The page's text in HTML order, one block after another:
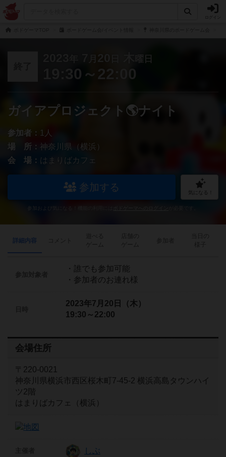
20 曜日
19:30～22:00
ガイアプロジェクト🌎ナイト
参加者： 1人
場 所： 神奈川県（横浜）
会 場： はまりばカフェ
参加する 気になる！
参加および気になる！機能の利用には
詳細内容
・誰でも参加可能
・参加者のお連れ様
2023年7月20日（木）
19:30～22:00
会場住所
〒220-0021
神奈川県横浜市西区桜木町7-45-2 横浜高島タウンハイ
ツ2階
はまりばカフェ（横浜）
しぶ